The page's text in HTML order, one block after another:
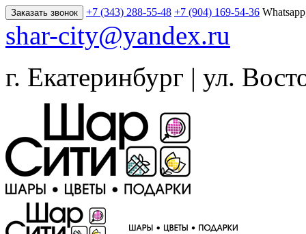
Заказать звонок +7 (343) 288-55-48 +7 (904) 169-54-36
shar-city@yandex.ru
г. Екатеринбург | ул.